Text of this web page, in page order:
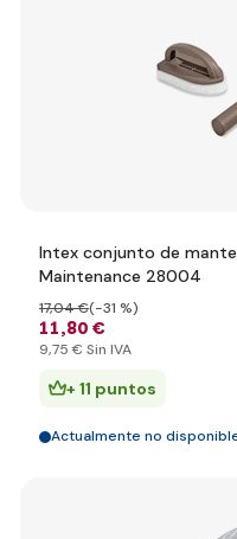
Intex conjunto de
Maintenance 28004
11,80 €
17,04 €(-31 %)
9,75 € Sin IVA
+ 11 puntos
Actualmente no